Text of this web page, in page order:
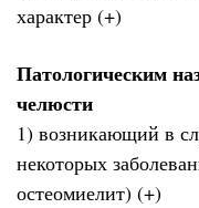
характер (+)
Патологическим
челюсти
1) возникающий в
некоторых
остеомиелит) (+)